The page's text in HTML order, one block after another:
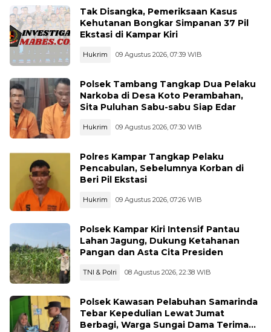
Tak Disangka, Pemeriksaan Kasus
Kehutanan Bongkar Simpanan 37 Pil
Ekstasi di Kampar Kiri
Hukrim 09 Agustus 2026, 07:39 WIB
Polsek Tambang Tangkap Dua Pelaku
Narkoba di Desa Koto Perambahan,
Sita Puluhan Sabu-sabu Siap Edar
Hukrim 09 Agustus 2026, 07:30 WIB
Polres Kampar Tangkap Pelaku
Pencabulan, Sebelumnya Korban di
Beri Pil Ekstasi
Hukrim 09 Agustus 2026, 07:26 WIB
Polsek Kampar Kiri Intensif Pantau
Lahan Jagung, Dukung Ketahanan
Pangan dan Asta Cita Presiden
TNI & Polri 08 Agustus 2026, 22:38 WIB
Polsek Kawasan Pelabuhan Samarinda
Tebar Kepedulian Lewat Jumat
Berbagi, Warga Sungai Dama Terima